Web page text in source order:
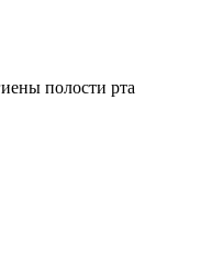
полости рта